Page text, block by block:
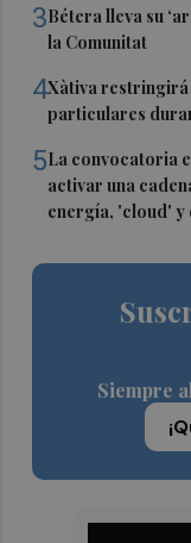
3Bétera lleva su
la Comunitat
4Xàtiva restringirá
particulares
5La convocatoria
activar una
energía, 'cloud'
Siempre